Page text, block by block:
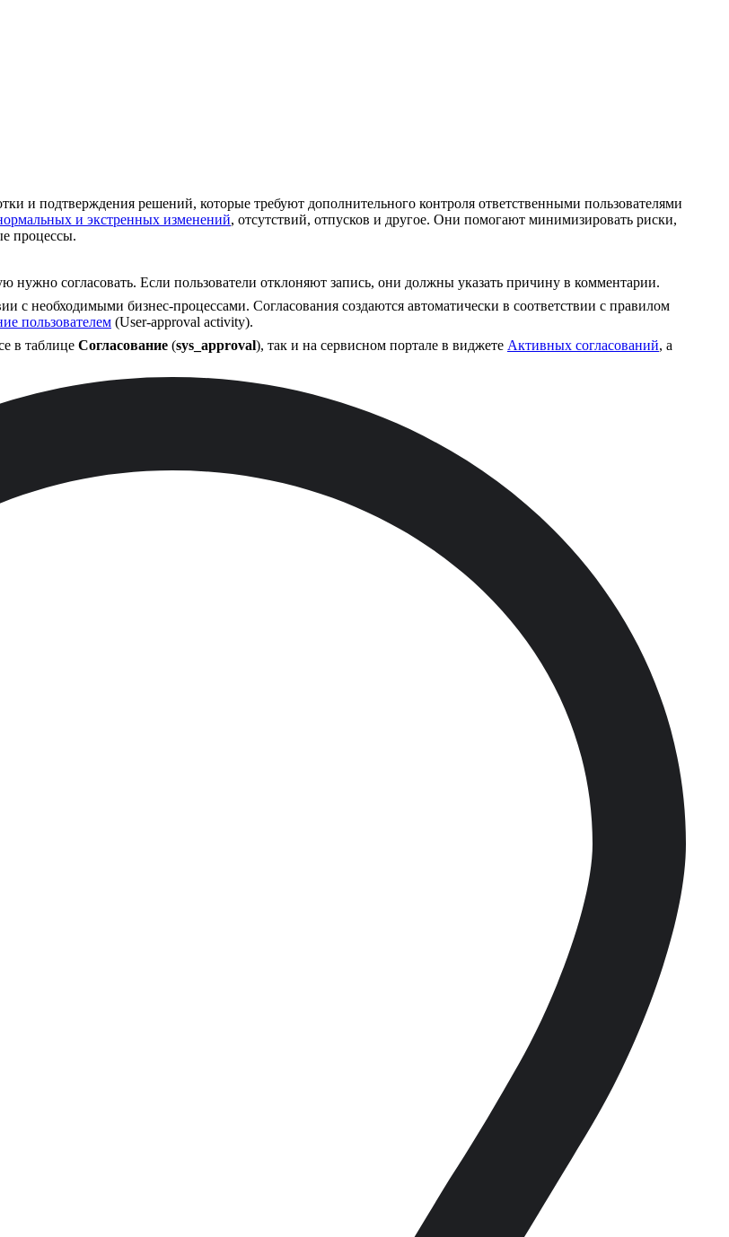
и подтверждения решений, которые требуют дополнительного контроля ответственными пользователями
и экстренных изменений, отсутствий, отпусков и другое. Они помогают минимизировать риски,
процессы.
нужно согласовать. Если пользователи отклоняют запись, они должны указать причину в комментарии.
с необходимыми бизнес-процессами. Согласования создаются автоматически в соответствии с правилом
пользователем (User-approval activity).
в таблице Согласование (sys_approval), так и на сервисном портале в виджете Активных согласований, а